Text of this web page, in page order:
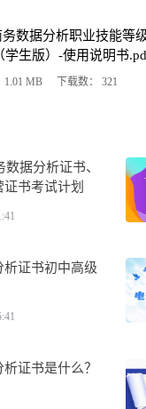
数据分析职业技能等
学生版）-使用说明书
1.01 MB 下载数： 321
据分析证书、
书考试计划
析证书初中高级
证书是什么？